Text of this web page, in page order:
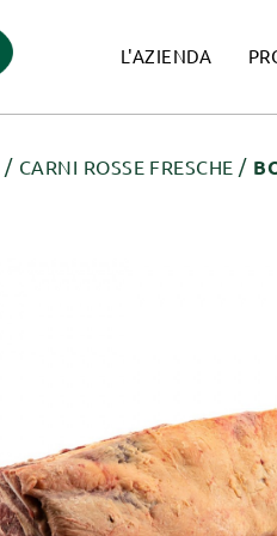
L'AZIENDA
CARNI ROSSE FRESCHE